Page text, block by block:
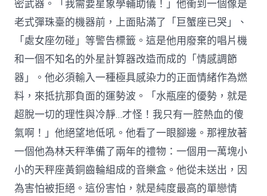
密武器。「我需要星象學輔助儀！」他衝到一個像是
老式彈珠臺的機器前，上面貼滿了「巨蟹座已哭」、
「處女座勿碰」等警告標籤。這是他用廢棄的唱片機
和一個不知名的外星計算器改造而成的「情感調節
器」。他必須輸入一種極具感染力的正面情緒作為燃
料，來抵抗那負面的運勢波。「水瓶座的優勢，就是
超脫一切的理性與冷靜…才怪！我只有一腔熱血的傻
氣啊！」他絕望地低吼。他看了一眼腳邊。那裡放著
一個他為林天秤準備了兩年的禮物：一個用一萬塊小
小的天秤座黃銅齒輪組成的音樂盒。他從未送出，因
為害怕被拒絕。這份害怕，就是純度最高的單戀情